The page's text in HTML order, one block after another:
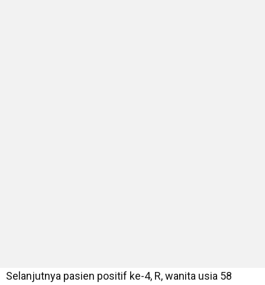
Selanjutnya pasien positif ke-4, R, wanita usia 58